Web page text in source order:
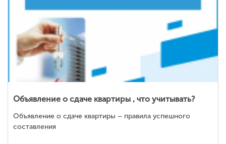
Объявление о сдаче квартиры , что учитывать?
Объявление о сдаче квартиры – правила успешного
составления